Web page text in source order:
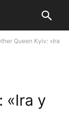
Queen Kyiv: «Ira
«Ira y